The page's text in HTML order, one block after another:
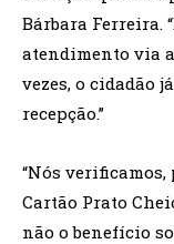
Bárbara Ferreira.
atendimento via
vezes, o cidadão
recepção.”
“Nós
Cartão Prato
não o benefício